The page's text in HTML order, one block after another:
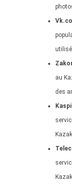
au
des